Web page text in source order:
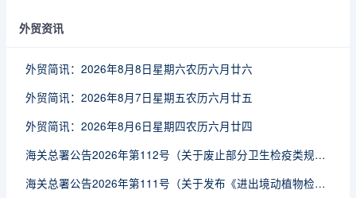
外贸资讯
外贸简讯：2026年8月8日星期六农历六月廿六
外贸简讯：2026年8月7日星期五农历六月廿五
外贸简讯：2026年8月6日星期四农历六月廿四
海关总署公告2026年第112号（关于废止部分卫生检疫类规范性文件的公告）
海关总署公告2026年第111号（关于发布《进出境动植物检疫处理监督管理工作规定》《进出境卫生处理监督管理工作规定》的公告）